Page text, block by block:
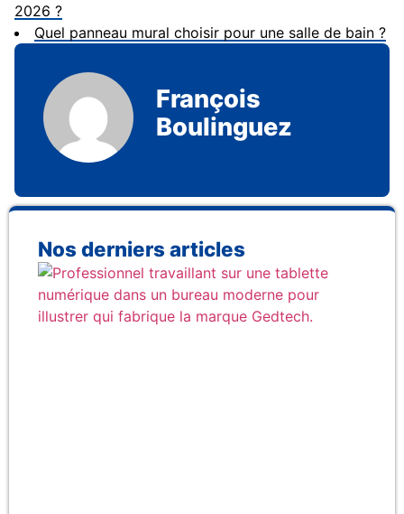
2026 ?
Quel panneau mural choisir pour une salle de bain ?
François
Boulinguez
Nos derniers articles